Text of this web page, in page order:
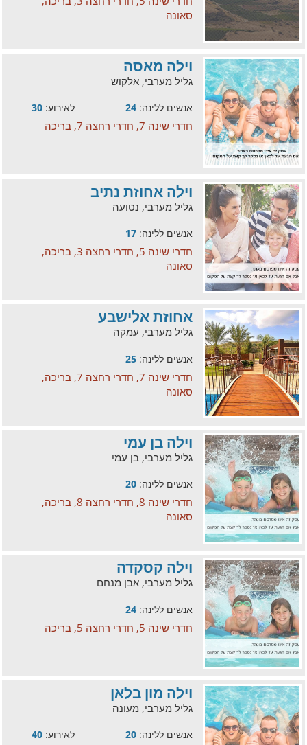
סאונה
וילה מאסה
גליל מערבי, אלקוש
אנשים ללינה: 24 לאירוע: 30
חדרי שינה 7, חדרי רחצה 7, בריכה
וילה אחוזת נתיב
גליל מערבי, נטועה
אנשים ללינה: 17
חדרי שינה 5, חדרי רחצה 3, בריכה,
סאונה
אחוזת אלישבע
גליל מערבי, עמקה
אנשים ללינה: 25
חדרי שינה 7, חדרי רחצה 7, בריכה,
סאונה
וילה בן עמי
גליל מערבי, בן עמי
אנשים ללינה: 20
חדרי שינה 8, חדרי רחצה 8, בריכה,
סאונה
וילה קסקדה
גליל מערבי, אבן מנחם
אנשים ללינה: 24
חדרי שינה 5, חדרי רחצה 5, בריכה
וילה מון בלאן
גליל מערבי, מעונה
אנשים ללינה: 20 לאירוע: 40